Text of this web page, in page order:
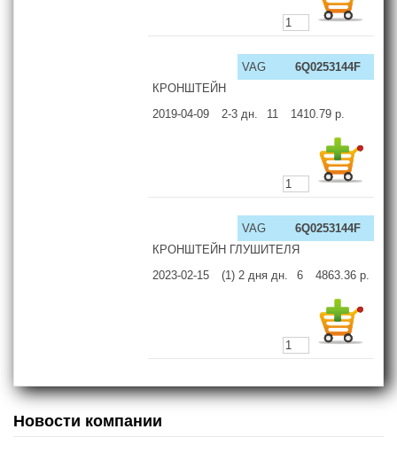
VAG
6Q0253144F
КРОНШТЕЙН
2019-04-09
2-3 дн. 11 1410.79 р.
VAG
6Q0253144F
КРОНШТЕЙН ГЛУШИТЕЛЯ
2023-02-15
(1) 2 дня дн. 6 4863.36 р.
Новости компании